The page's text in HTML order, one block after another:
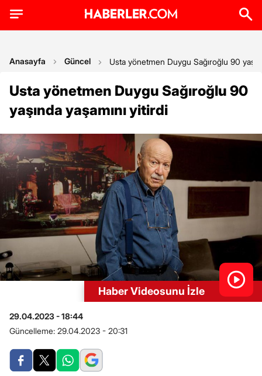
Anasayfa Güncel Usta yönetmen Duygu Sağıroğlu 90
Usta yönetmen Duygu Sağıroğlu 90
yaşında yaşamını yitirdi
Haber Videosunu İzle
29.04.2023 - 18:44
Güncelleme: 29.04.2023 - 20:31